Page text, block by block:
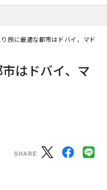
旅に最適な都市はドバイ、マドリ
はドバイ、マ